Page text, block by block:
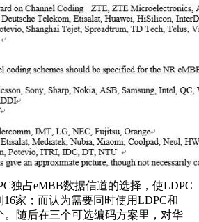
独占eMBB数据信道的选择，使LDPC
家；而认为需要同时使用LDPC和
。随后在三个可选编码方案里，对华